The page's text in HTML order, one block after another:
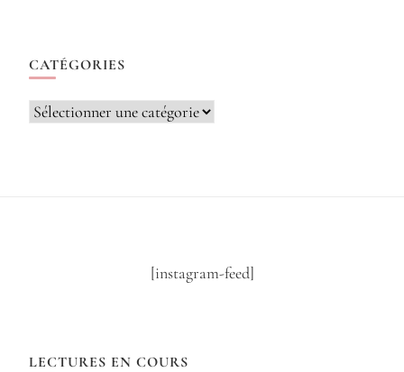
CATÉGORIES
Catégories
[instagram-feed]
LECTURES EN COURS